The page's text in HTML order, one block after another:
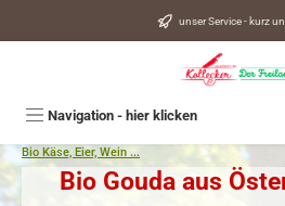
unser Service - kurz
Navigation - hier klicken
Bio Käse, Eier, Wein ...
Bio Gouda aus